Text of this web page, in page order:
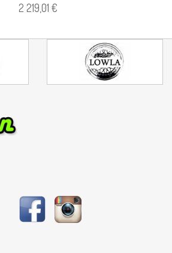
2 219,01 €